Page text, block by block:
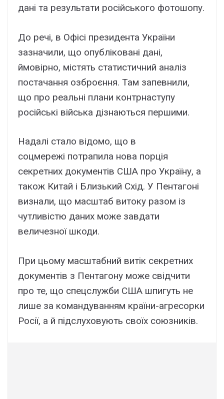
дані та результати російського фотошопу.
До речі, в Офісі президента України
зазначили, що опубліковані дані,
ймовірно, містять статистичний аналіз
постачання озброєння. Там запевнили,
що про реальні плани контрнаступу
російські війська дізнаються першими.
Надалі стало відомо, що в
соцмережі потрапила нова порція
секретних документів США про Україну, а
також Китай і Близький Схід. У Пентагоні
визнали, що масштаб витоку разом із
чутливістю даних може завдати
величезної шкоди.
При цьому масштабний витік секретних
документів з Пентагону може свідчити
про те, що спецслужби США шпигуть не
лише за командуванням країни-агресорки
Росії, а й підслуховують своїх союзників.